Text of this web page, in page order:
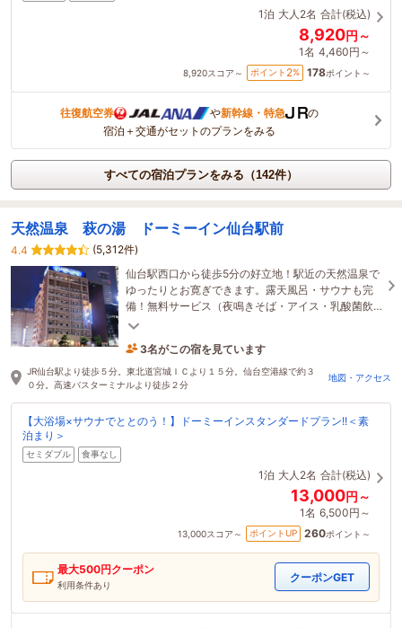
1泊 大人2名 合計(税込)
8,920円～
1名 4,460円～
8,920スコア～ ポイント 2% 178ポイント～
往復航空券 や新幹線・特急
の
宿泊＋交通がセットのプランをみる
すべての宿泊プランをみる（142件）
天然温泉 萩の湯 ドーミーイン仙台駅前
4.4
(5,312件)
仙台駅西口から徒歩5分の好立地！駅近の天然温泉で
ゆったりとお寛ぎできます。露天風呂・サウナも完
備！無料サービス（夜鳴きそば・アイス・乳酸菌飲
料）提供中！朝食は、海鮮丼と和洋食バイキング♪
3名がこの宿を見ています
1時間前に予約されました
JR仙台駅より徒歩５分。東北道宮城ＩＣより１５分。仙台空港線で約３
０分。高速バスターミナルより徒歩２分
地図・アクセス
【大浴場×サウナでととのう！】ドーミーインスタンダードプラン!!＜素
泊まり＞
セミダブル 食事なし
1泊 大人2名 合計(税込)
13,000円～
1名 6,500円～
13,000スコア～ ポイントUP 260ポイント～
最大500円クーポン
利用条件あり
クーポンGET